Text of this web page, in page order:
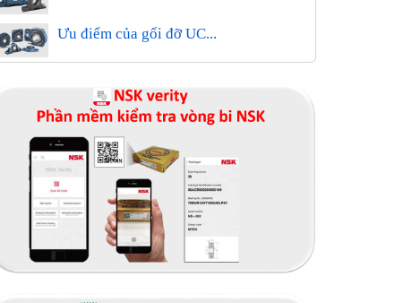
Ưu điểm của gối đỡ UC...